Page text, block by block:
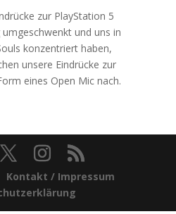
zur PlayStation 5
und uns in
konzentriert haben,
unsere Eindrücke zur
eines Open Mic nach.
Kontakt / Impressum